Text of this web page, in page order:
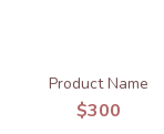
Product Name
$300